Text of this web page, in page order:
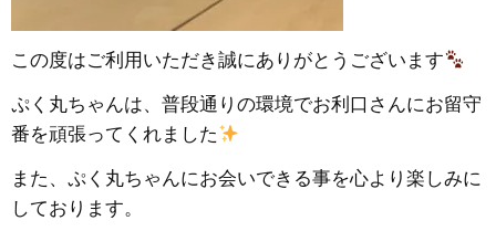
この度はご利用いただき誠にありがとうございます
ぷく丸ちゃんは、普段通りの環境でお利口さんにお留守
番を頑張ってくれました
また、ぷく丸ちゃんにお会いできる事を心より楽しみに
しております。